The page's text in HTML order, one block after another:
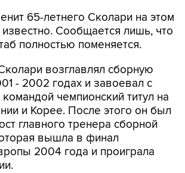
65-летнего Сколари на этом
известно. Сообщается лишь, что
полностью поменяется.
возглавлял сборную
- 2002 годах и завоевал с
чемпионский титул на
и Корее. После этого он был
главного тренера сборной
вышла в финал
2004 года и проиграла